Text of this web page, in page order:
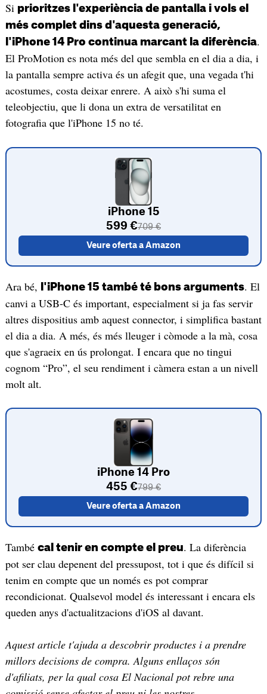
Si prioritzes l'experiència de pantalla i vols el
més complet dins d'aquesta generació,
l'iPhone 14 Pro continua marcant la diferència.
El ProMotion es nota més del que sembla en el dia a dia, i
la pantalla sempre activa és un afegit que, una vegada t'hi
acostumes, costa deixar enrere. A això s'hi suma el
teleobjectiu, que li dona un extra de versatilitat en
fotografia que l'iPhone 15 no té.
iPhone 15
599 €709 €
Veure oferta a Amazon
Ara bé, l'iPhone 15 també té bons arguments. El
canvi a USB-C és important, especialment si ja fas servir
altres dispositius amb aquest connector, i simplifica bastant
el dia a dia. A més, és més lleuger i còmode a la mà, cosa
que s'agraeix en ús prolongat. I encara que no tingui
cognom “Pro”, el seu rendiment i càmera estan a un nivell
molt alt.
iPhone 14 Pro
455 €799 €
Veure oferta a Amazon
També cal tenir en compte el preu. La diferència
pot ser clau depenent del pressupost, tot i que és difícil si
tenim en compte que un només es pot comprar
recondicionat. Qualsevol model és interessant i encara els
queden anys d'actualitzacions d'iOS al davant.
Aquest article t'ajuda a descobrir productes i a prendre
millors decisions de compra. Alguns enllaços són
d'afiliats, per la qual cosa El Nacional pot rebre una